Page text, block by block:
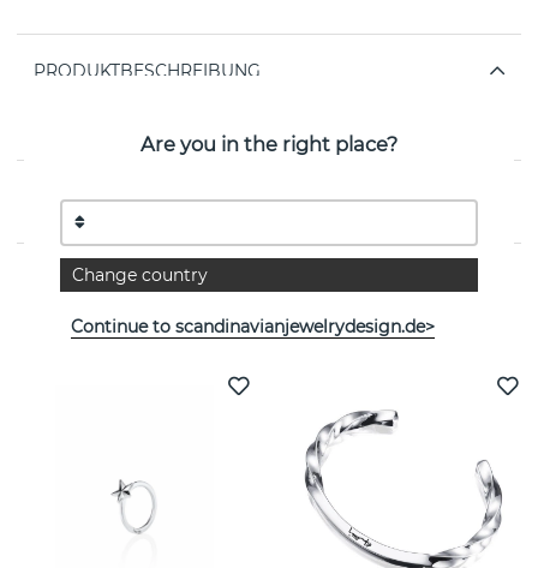
PRODUKTBESCHREIBUNG
schwedischen Marke Efva Attling
EIGENSCHAFTEN
Weitere Artikel ansehen
Are you in the right place?
Change country
Continue to scandinavianjewelrydesign.de>